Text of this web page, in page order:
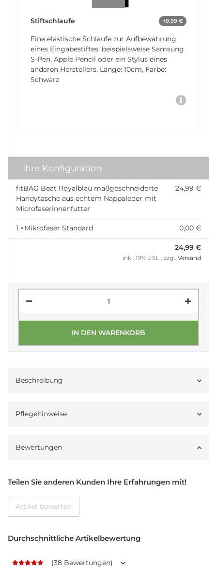
Stiftschlaufe +9,99 €
Eine elastische Schlaufe zur Aufbewahrung
eines Eingabestiftes, beispielsweise Samsung
S-Pen, Apple Pencil oder ein Stylus eines
anderen Herstellers. Länge: 10cm, Farbe:
Schwarz
Ihre Konfiguration
fitBAG Beat Royalblau maßgeschneiderte
Handytasche aus echtem Nappaleder mit
Microfaserinnenfutter
24,99 €
1 ×Mikrofaser Standard 0,00 €
24,99 €
inkl. 19% USt. , zzgl. Versand
IN DEN WARENKORB
Beschreibung
Pflegehinweise
Bewertungen
Durchschnittliche Artikelbewertung
(38 Bewertungen)
Teilen Sie anderen Kunden Ihre Erfahrungen mit!
Artikel bewerten